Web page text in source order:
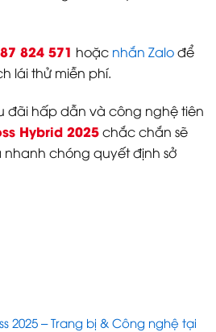
824 571 hoặc nhắn Zalođể
lái thử miễn phí.
đãi hấp dẫn và công nghệ tiên
Hybrid 2025chắc chắn sẽ
chóng quyết định sở
2025 – Trang bị & Công nghệ tại